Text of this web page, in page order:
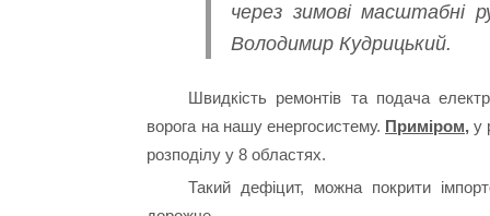
через зимові масштабні
Володимир Кудрицький.
Швидкість ремонтів та подача
ворога на нашу енергосистему. Приміром, у
розподілу у 8 областях.
Такий дефіцит, можна покрити